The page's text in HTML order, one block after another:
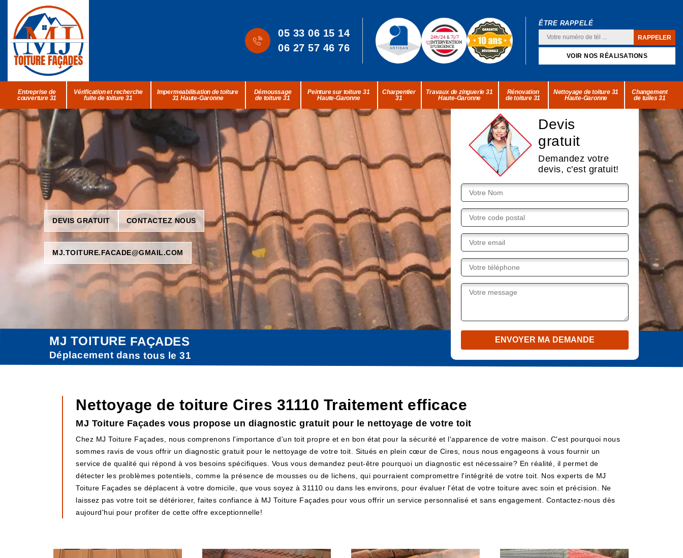
05 33 06 15 14
06 27 57 46 76
ÊTRE RAPPELÉ
VOIR NOS RÉALISATIONS
Entreprise de
couverture 31
Vérification et recherche
fuite de toiture 31
Impermeabilisation de toiture
31 Haute-Garonne
Démoussage
de toiture 31
Peinture sur toiture 31
Haute-Garonne
Charpentier
31
Travaux de zinguerie 31
Haute-Garonne
Rénovation
de toiture 31
Nettoyage de toiture 31
Haute-Garonne
Changement
de tuiles 31
DEVIS GRATUIT CONTACTEZ NOUS
MJ.TOITURE.FACADE@GMAIL.COM
Devis
gratuit
Demandez votre
devis, c'est gratuit!
MJ TOITURE FAÇADES
Déplacement dans tous le 31
Nettoyage de toiture Cires 31110 Traitement efficace
MJ Toiture Façades vous propose un diagnostic gratuit pour le nettoyage de votre toit
Chez MJ Toiture Façades, nous comprenons l'importance d'un toit propre et en bon état pour la sécurité et l'apparence de votre maison. C'est pourquoi nous
sommes ravis de vous offrir un diagnostic gratuit pour le nettoyage de votre toit. Situés en plein cœur de Cires, nous nous engageons à vous fournir un
service de qualité qui répond à vos besoins spécifiques. Vous vous demandez peut-être pourquoi un diagnostic est nécessaire? En réalité, il permet de
détecter les problèmes potentiels, comme la présence de mousses ou de lichens, qui pourraient compromettre l'intégrité de votre toit. Nos experts de MJ
Toiture Façades se déplacent à votre domicile, que vous soyez à 31110 ou dans les environs, pour évaluer l'état de votre toiture avec soin et précision. Ne
laissez pas votre toit se détériorer, faites confiance à MJ Toiture Façades pour vous offrir un service personnalisé et sans engagement. Contactez-nous dès
aujourd'hui pour profiter de cette offre exceptionnelle!